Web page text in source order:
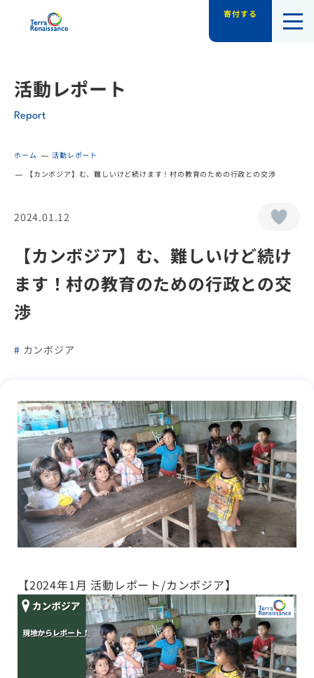
認定NPO法人テラ・ルネッサンス（平和
寄付する
活動レポート
Report
ホーム
活動レポート
【カンボジア】む、難しいけど続けます！村の教育のための行政との交渉
2024.01.12
【カンボジア】む、難しいけど続け
ます！村の教育のための行政との交
渉
カンボジア
【2024年1月 活動レポート/カンボジア】